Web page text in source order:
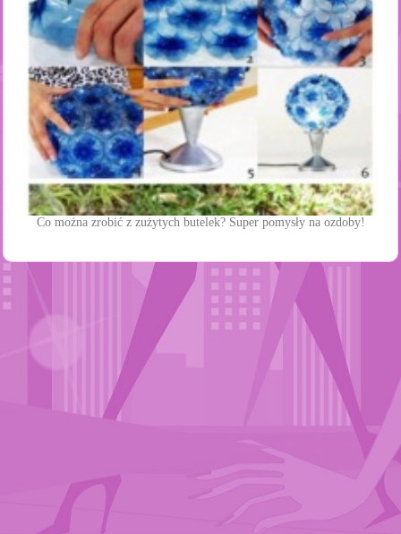
Co można zrobić z zużytych butelek? Super pomysły na ozdoby!